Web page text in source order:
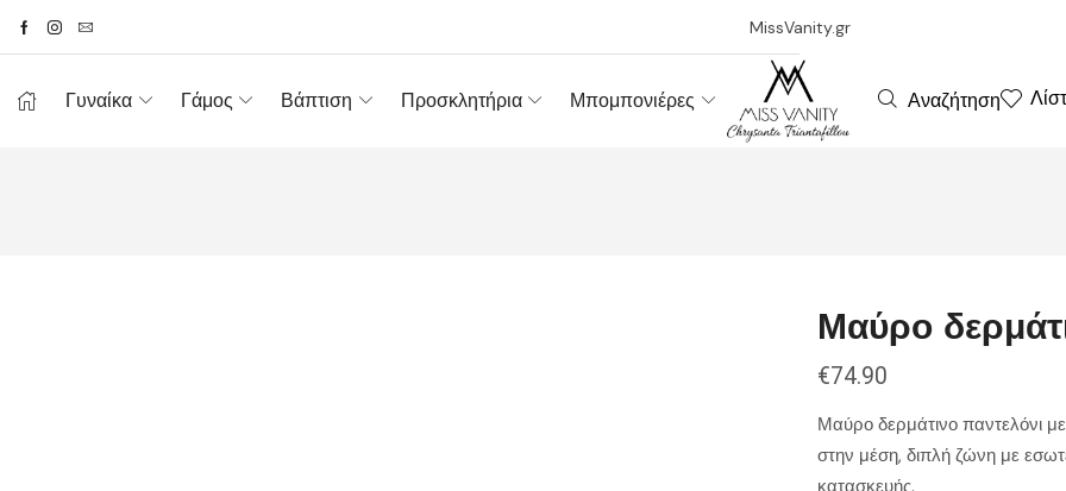
MissVanity.gr
Γυναίκα Γάμος Βάπτιση Προσκλητήρια Μπομπονιέρες Αναζήτηση
Μαύρο
€74.90
Μαύρο δερμάτινο παντελόνι
στην μέση, διπλή ζώνη με
κατασκευής.